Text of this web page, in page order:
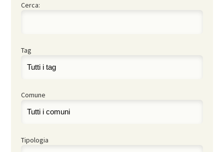
Cerca:
Tag
Comune
Tipologia